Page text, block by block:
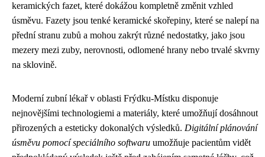
keramických fazet, které dokážou kompletně změnit vzhled
úsměvu. Fazety jsou tenké keramické skořepiny, které se nalepí na
přední stranu zubů a mohou zakrýt různé nedostatky, jako jsou
mezery mezi zuby, nerovnosti, odlomené hrany nebo trvalé skvrny
na sklovině.
Moderní zubní lékař v oblasti Frýdku-Místku disponuje
nejnovějšími technologiemi a materiály, které umožňují dosáhnout
přirozených a esteticky dokonalých výsledků. Digitální plánování
úsměvu pomocí speciálního softwaru umožňuje pacientům vidět